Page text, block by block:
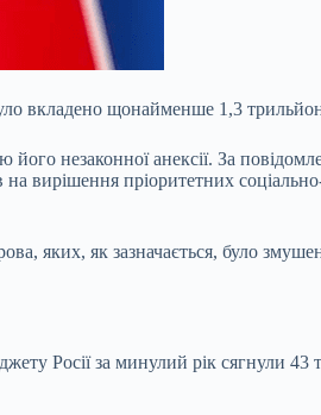
вкладено щонайменше 1,3
незаконної анексії. За
вирішення пріоритетних
яких, як зазначається, було
Росії за минулий рік сягнули 43